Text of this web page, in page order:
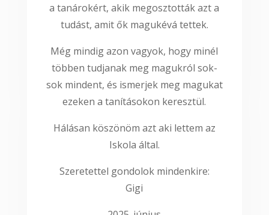
a tanárokért, akik megosztották azt a
tudást, amit ők magukévá tettek.
Még mindig azon vagyok, hogy minél
többen tudjanak meg magukról sok-
sok mindent, és ismerjek meg magukat
ezeken a tanításokon keresztül.
Hálásan köszönöm azt aki lettem az
Iskola által.
Szeretettel gondolok mindenkire:
Gigi